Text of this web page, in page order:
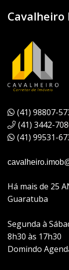
Cavalheiro
(41) 98807-
(41) 3442-
(41) 99531-
Há mais de 25
Guaratuba
Segunda à
8h30 às 17h30
Domindo